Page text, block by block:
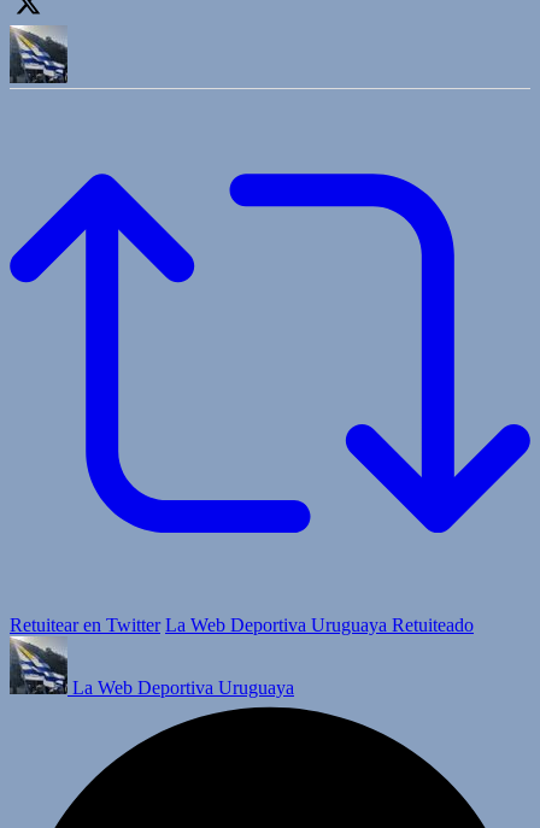
Retuitear en Twitter La Web Deportiva Uruguaya Retuiteado
La Web Deportiva Uruguaya